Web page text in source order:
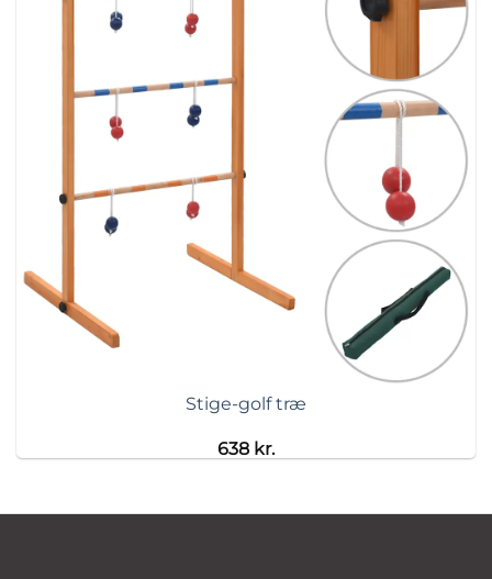
Stige-golf træ
638 kr.